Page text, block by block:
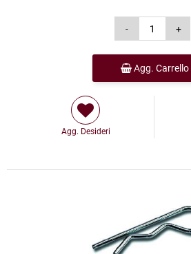
Agg. Carrello
Agg. Desideri